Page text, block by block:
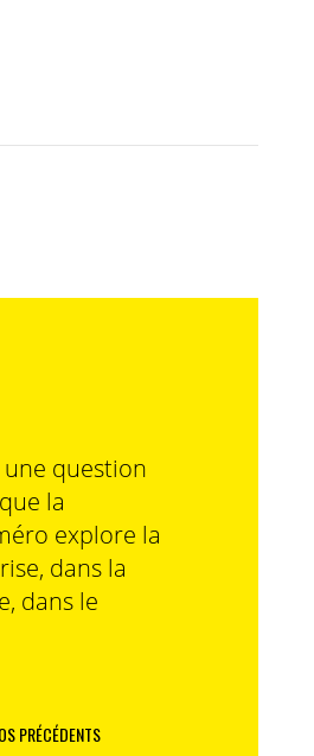
une question
la
explore la
dans la
dans le
PRÉCÉDENTS